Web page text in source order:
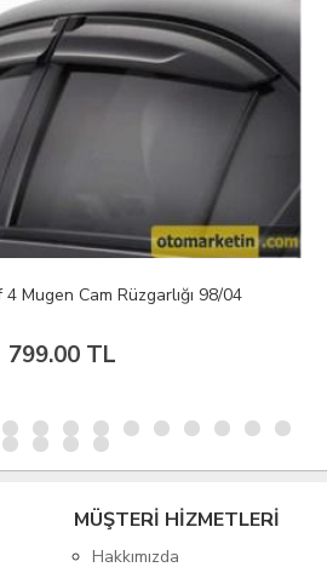
Mugen Cam Rüzgarlığı 98/04
799.00 TL
MÜŞTERİ HİZMETLERİ
Hakkımızda